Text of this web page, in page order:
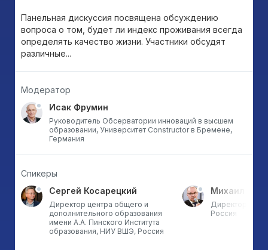
Панельная дискуссия посвящена обсуждению
вопроса о том, будет ли индекс проживания всегда
определять качество жизни. Участники обсудят
различные...
Модератор
Исак Фрумин
Руководитель Обсерватории инноваций в высшем
образовании, Университет Constructor в Бремене,
Германия
Спикеры
Сергей Косарецкий
Директор центра общего и
дополнительного образования
имени А.А. Пинского Института
образования, НИУ ВШЭ, Россия
Михаил
Директор
Россия